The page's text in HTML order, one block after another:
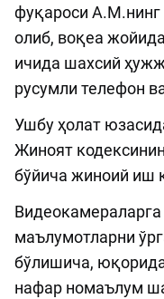
фуқароси
олиб, воқеа
ичида шахсий
русумли телефон
Ушбу ҳолат
Жиноят
бўйича жиноий иш
маълумотларни
бўлишича,
нафар номаълум